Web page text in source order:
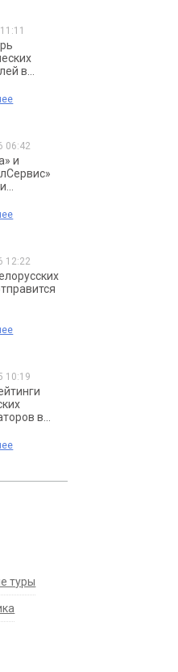
в...
06:42
и
12:22
10:19
в...
туры